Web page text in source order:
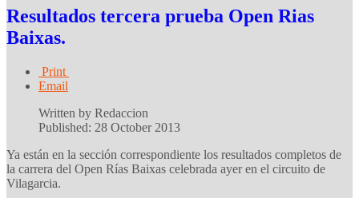
Resultados tercera prueba Open Rias
Baixas.
Print
Email
Written by Redaccion
Published: 28 October 2013
Ya están en la sección correspondiente los resultados completos de
la carrera del Open Rías Baixas celebrada ayer en el circuito de
Vilagarcia.